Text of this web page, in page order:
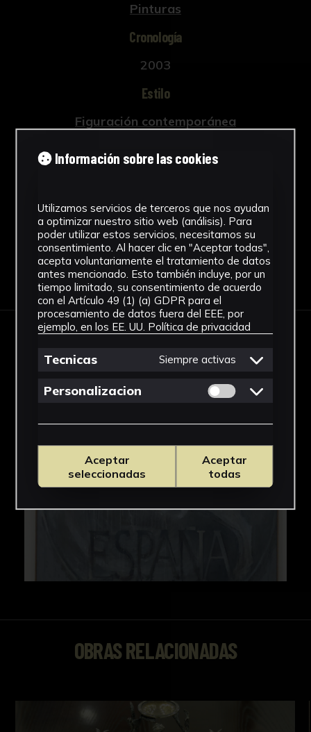
Pinturas
Cronología
2003
Estilo
Figuración contemporánea
Materiales
Descargar Ficha
IMÁGENES
OBRAS RELACIONADAS
Información sobre las cookies
Utilizamos servicios de terceros que nos ayudan
a optimizar nuestro sitio web (análisis). Para
poder utilizar estos servicios, necesitamos su
consentimiento. Al hacer clic en "Aceptar todas",
acepta voluntariamente el tratamiento de datos
antes mencionado. Esto también incluye, por un
tiempo limitado, su consentimiento de acuerdo
con el Artículo 49 (1) (a) GDPR para el
procesamiento de datos fuera del EEE, por
ejemplo, en los EE. UU. Política de privacidad
Tecnicas Siempre activas
Personalizacion Permitir cookies
Aceptar
seleccionadas
Aceptar
todas